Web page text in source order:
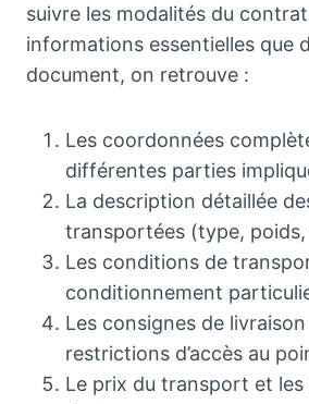
suivre les modalités du
informations essentielles que
document, on retrouve :
Les coordonnées
différentes parties
La description détaillée
transportées (type,
Les conditions de
conditionnement
Les consignes de
restrictions d’accès au
Le prix du transport et